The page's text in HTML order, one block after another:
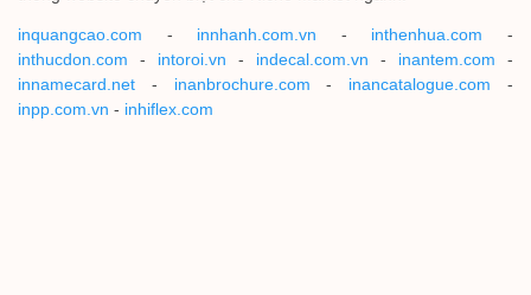
inquangcao.com - innhanh.com.vn - inthenhua.com -
inthucdon.com - intoroi.vn - indecal.com.vn - inantem.com -
innamecard.net - inanbrochure.com - inancatalogue.com -
inpp.com.vn - inhiflex.com